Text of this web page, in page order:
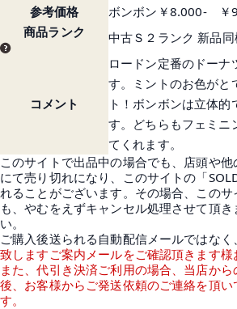
参考価格
ボンボン￥8.000- ￥
商品ランク
中古Ｓ２ランク 新品
コメント
ロードン定番のドーナ
す。ミントのお色がと
ト！ボンボンは立体的
す。どちらもフェミニ
てくれます。
このサイトで出品中の場合でも、店頭や
にて売り切れになり、このサイトの「
れることがございます。その場合、この
も、やむをえずキャンセル処理させて頂
い。
ご購入後送られる自動配信メールではなく、
致しますご案内メールをご確認頂きます様
また、代引き決済ご利用の場合、当店か
後、お客様からご発送依頼のご連絡を頂い
す。